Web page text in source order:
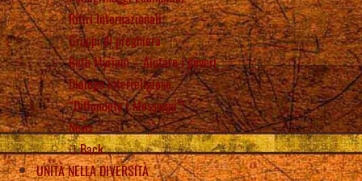
Ritiri Internazionali
Gruppi di preghiera
Beth Myriam – Aiutare i poveri
Dialogo interreligioso
“Diffondete i Messaggi”!
News
Back
UNITÀ NELLA DIVERSITÀ